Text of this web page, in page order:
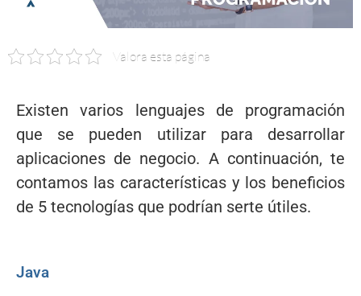
Valora esta página
Existen varios lenguajes de programación
que se pueden utilizar para desarrollar
aplicaciones de negocio. A continuación, te
contamos las características y los beneficios
de 5 tecnologías que podrían serte útiles.
Java